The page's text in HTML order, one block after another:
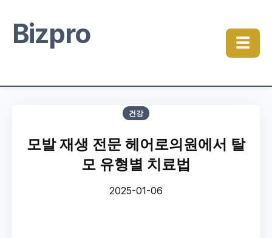
Bizpro ☰
건강
모발 재생 전문 헤어로의원에서 탈
모 유형별 치료법
2025-01-06